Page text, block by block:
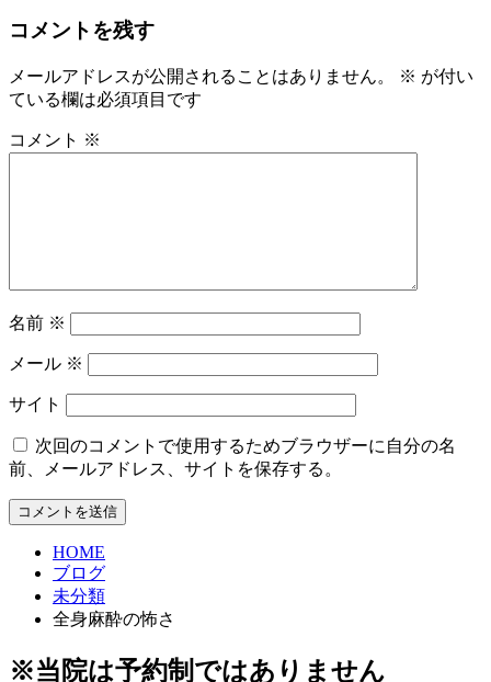
コメントを残す
メールアドレスが公開されることはありません。 ※ が付い
ている欄は必須項目です
コメント ※
名前 ※
メール ※
サイト
次回のコメントで使用するためブラウザーに自分の名
前、メールアドレス、サイトを保存する。
HOME
ブログ
未分類
全身麻酔の怖さ
※当院は予約制ではありません